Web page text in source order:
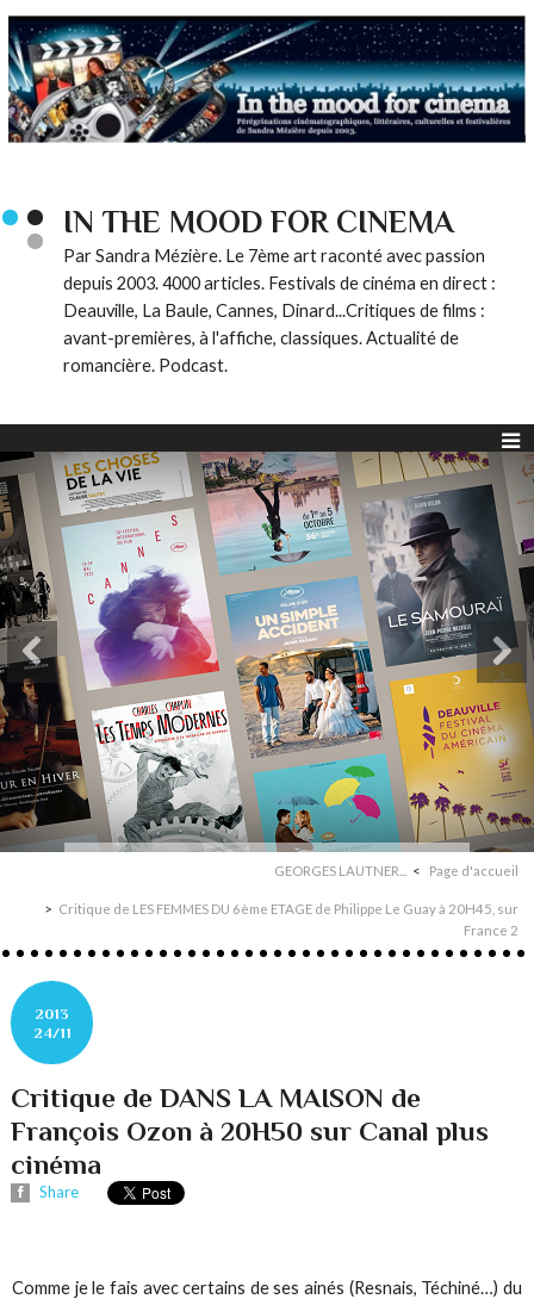
IN THE MOOD FOR CINEMA
Par Sandra Mézière. Le 7ème art raconté avec passion
depuis 2003. 4000 articles. Festivals de cinéma en direct :
Deauville, La Baule, Cannes, Dinard...Critiques de films :
avant-premières, à l'affiche, classiques. Actualité de
romancière. Podcast.
GEORGES LAUTNER... Page d'accueil
Critique de LES FEMMES DU 6ème ETAGE de Philippe Le Guay à 20H45, sur
France 2
2013
24/11
Critique de DANS LA MAISON de
François Ozon à 20H50 sur Canal plus
cinéma
Share
Comme je le fais avec certains de ses ainés (Resnais, Téchiné…) du